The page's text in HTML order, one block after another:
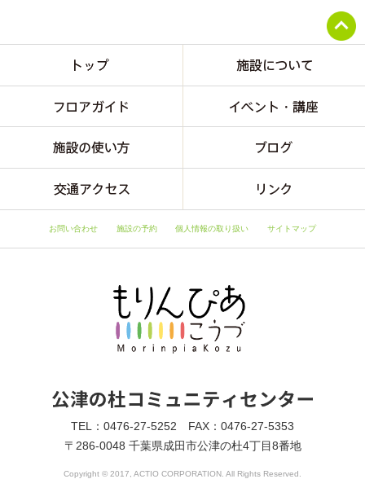
お問い合わせ 施設の予約 個人情報の取り扱い サイトマップ
TEL：0476-27-5252 FAX：0476-27-5353
〒286-0048 千葉県成田市公津の杜4丁目8番地
Copyright © 2017, ACTIO CORPORATION. All Rights Reserved.